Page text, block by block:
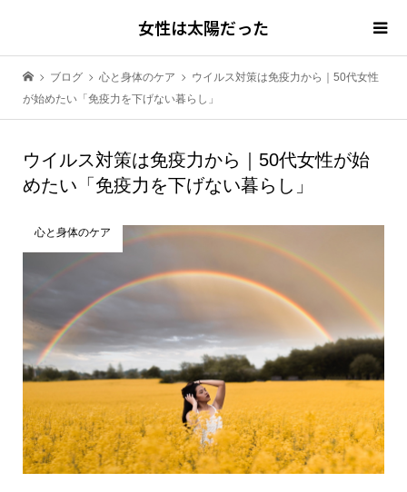
女性は太陽だった
ブログ 心と身体のケア
ウイルス対策は免疫力から｜50代女性
が始めたい「免疫力を下げない暮らし」
ウイルス対策は免疫力から｜50代女性が始
めたい「免疫力を下げない暮らし」
心と身体のケア